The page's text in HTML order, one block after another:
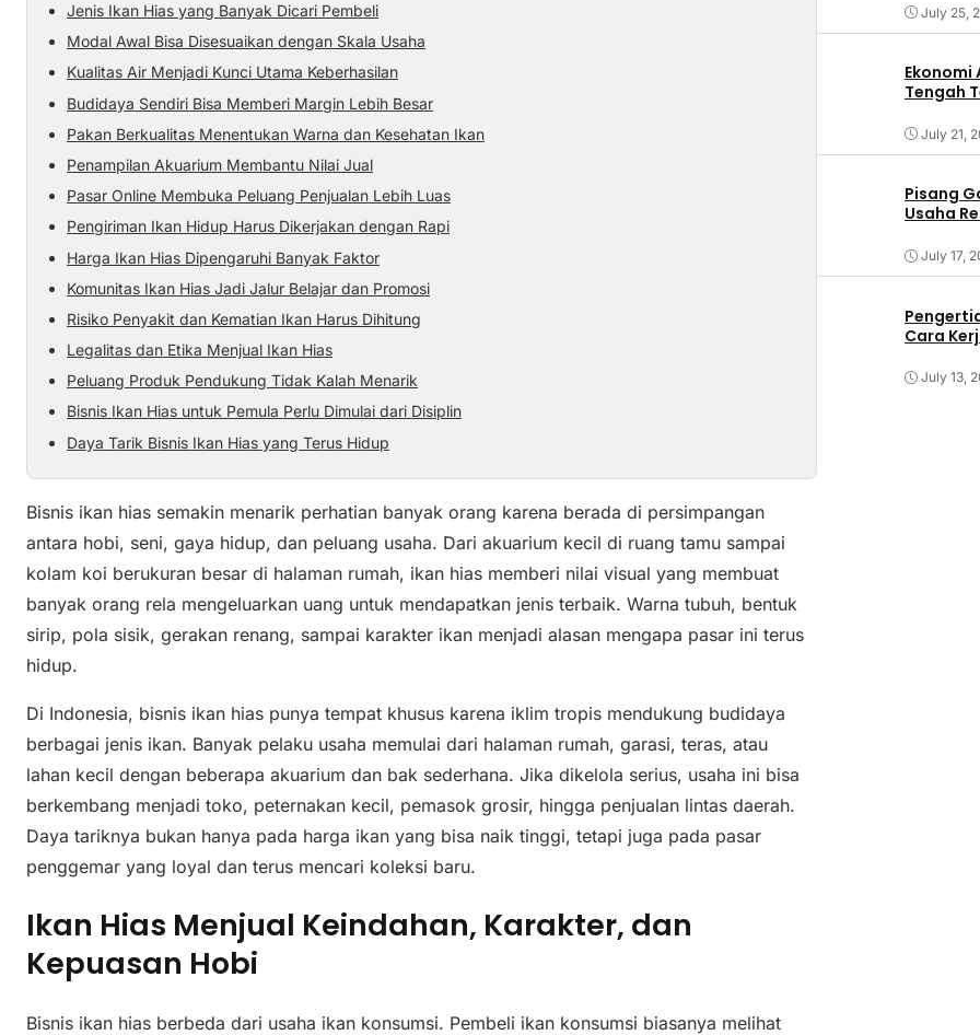
Jenis Ikan Hias yang Banyak Dicari Pembeli
Modal Awal Bisa Disesuaikan dengan Skala Usaha
Kualitas Air Menjadi Kunci Utama Keberhasilan
Budidaya Sendiri Bisa Memberi Margin Lebih Besar
Pakan Berkualitas Menentukan Warna dan Kesehatan Ikan
Penampilan Akuarium Membantu Nilai Jual
Pasar Online Membuka Peluang Penjualan Lebih Luas
Pengiriman Ikan Hidup Harus Dikerjakan dengan Rapi
Harga Ikan Hias Dipengaruhi Banyak Faktor
Komunitas Ikan Hias Jadi Jalur Belajar dan Promosi
Risiko Penyakit dan Kematian Ikan Harus Dihitung
Legalitas dan Etika Menjual Ikan Hias
Peluang Produk Pendukung Tidak Kalah Menarik
Bisnis Ikan Hias untuk Pemula Perlu Dimulai dari Disiplin
Daya Tarik Bisnis Ikan Hias yang Terus Hidup
Bisnis ikan hias semakin menarik perhatian banyak orang karena berada di persimpangan
antara hobi, seni, gaya hidup, dan peluang usaha. Dari akuarium kecil di ruang tamu sampai
kolam koi berukuran besar di halaman rumah, ikan hias memberi nilai visual yang membuat
banyak orang rela mengeluarkan uang untuk mendapatkan jenis terbaik. Warna tubuh, bentuk
sirip, pola sisik, gerakan renang, sampai karakter ikan menjadi alasan mengapa pasar ini terus
hidup.
Di Indonesia, bisnis ikan hias punya tempat khusus karena iklim tropis mendukung budidaya
berbagai jenis ikan. Banyak pelaku usaha memulai dari halaman rumah, garasi, teras, atau
lahan kecil dengan beberapa akuarium dan bak sederhana. Jika dikelola serius, usaha ini bisa
berkembang menjadi toko, peternakan kecil, pemasok grosir, hingga penjualan lintas daerah.
Daya tariknya bukan hanya pada harga ikan yang bisa naik tinggi, tetapi juga pada pasar
penggemar yang loyal dan terus mencari koleksi baru.
Ikan Hias Menjual Keindahan, Karakter, dan
Kepuasan Hobi
Bisnis ikan hias berbeda dari usaha ikan konsumsi. Pembeli ikan konsumsi biasanya melihat
July 25,
Ekonomi
Tengah
July 21,
Pisang
Usaha
July 17,
Cara
July 13,